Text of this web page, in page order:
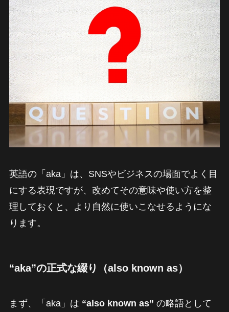
英語の「aka」は、SNSやビジネスの場面でよく目
にする表現ですが、改めてその意味や使い方を整
理しておくと、より自然に使いこなせるようにな
ります。
“aka”の正式な綴り（also known as）
まず、「aka」は “also known as” の略語として